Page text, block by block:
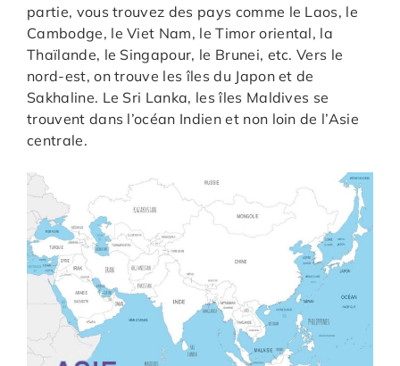
partie, vous trouvez des pays comme le Laos, le
Cambodge, le Viet Nam, le Timor oriental, la
Thaïlande, le Singapour, le Brunei, etc. Vers le
nord-est, on trouve les îles du Japon et de
Sakhaline. Le Sri Lanka, les îles Maldives se
trouvent dans l’océan Indien et non loin de l’Asie
centrale.